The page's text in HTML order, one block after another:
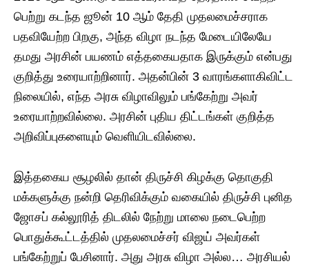
பெற்று கடந்த ஜூன் 10 ஆம் தேதி முதலமைச்சராக
பதவியேற்ற பிறகு, அந்த விழா நடந்த மேடையிலேயே
தமது அரசின் பயணம் எத்தகையதாக இருக்கும் என்பது
குறித்து உரையாற்றினார். அதன்பின் 3 வாரங்களாகிவிட்ட
நிலையில், எந்த அரசு விழாவிலும் பங்கேற்று அவர்
உரையாற்றவில்லை. அரசின் புதிய திட்டங்கள் குறித்த
அறிவிப்புகளையும் வெளியிடவில்லை.
இத்தகைய சூழலில் தான் திருச்சி கிழக்கு தொகுதி
மக்களுக்கு நன்றி தெரிவிக்கும் வகையில் திருச்சி புனித
ஜோசப் கல்லூரித் திடலில் நேற்று மாலை நடைபெற்ற
பொதுக்கூட்டத்தில் முதலமைச்சர் விஜய் அவர்கள்
பங்கேற்றுப் பேசினார். அது அரசு விழா அல்ல… அரசியல்